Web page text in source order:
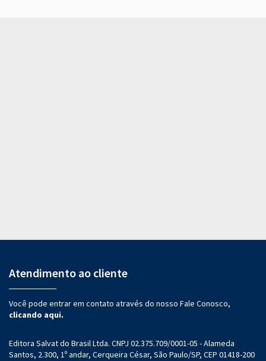
Atendimento ao cliente
Você pode entrar em contato através do nosso Fale Conosco,
clicando aqui.
Editora Salvat do Brasil Ltda. CNPJ 02.375.709/0001-05 - Alameda
Santos, 2.300, 1º andar, Cerqueira César, São Paulo/SP, CEP 01418-200